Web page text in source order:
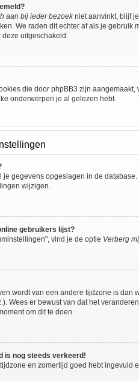
aan bij ieder bezoekniet aanvinkt, blijf
We raden dit echter af als je
deze uitgeschakeld.
die door phpBB3 zijn
onderwerpen je al gelezen hebt.
gegevens opgeslagen in de
wijzigen.
gebruikers lijst?
vind je de optie Verberg
wordt van een andere tijdzone is
Wees er bewust van dat het
om dit te doen.
is nog steeds verkeerd!
en zomertijd goed hebt